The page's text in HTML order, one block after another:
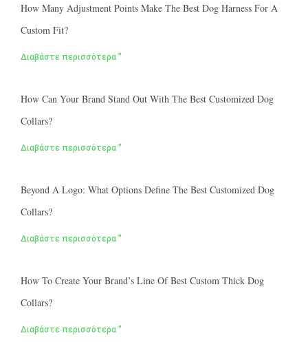
How Many Adjustment Points Make The Best Dog Harness For A
Custom Fit?
Διαβάστε περισσότερα "
How Can Your Brand Stand Out With The Best Customized Dog
Collars?
Διαβάστε περισσότερα "
Beyond A Logo: What Options Define The Best Customized Dog
Collars?
Διαβάστε περισσότερα "
How To Create Your Brand’s Line Of Best Custom Thick Dog
Collars?
Διαβάστε περισσότερα "